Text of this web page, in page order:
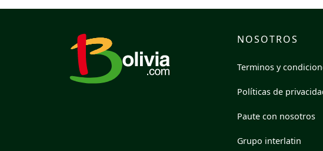
NOSOTROS
Terminos y
Políticas de
Paute con nosotros
Grupo interlatin